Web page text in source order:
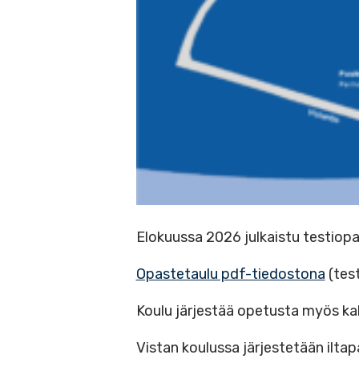
Elokuussa 2026 julkaistu
Opastetaulu pdf-tiedostona
Koulu järjestää opetusta myös
Vistan koulussa järjestetään